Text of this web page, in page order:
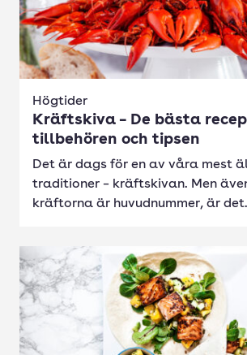
Högtider
Kräftskiva – De bästa
tillbehören och tipsen
Det är dags för en av våra mest
traditioner – kräftskivan. Men
kräftorna är huvudnummer, är